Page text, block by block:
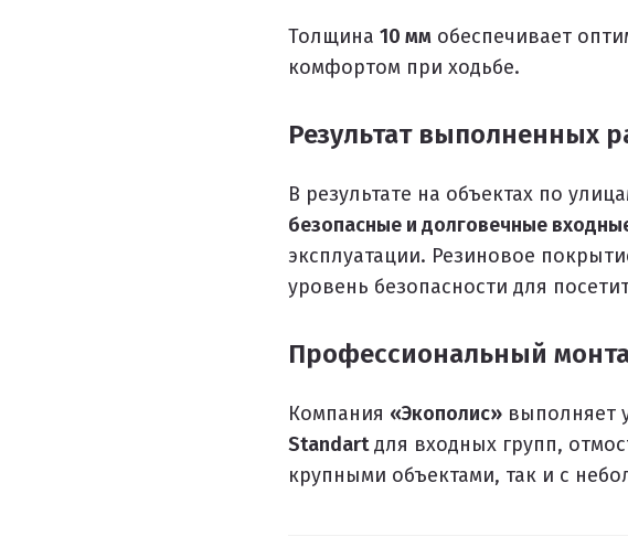
Наборы для самостоятельной укладки
Цветная окрашенная крошка Eco Color Mill
Цветная окрашенная крошка EPDM
Игровое оборудование для площадок
Придомовое оборудование
Толщина10 мм обеспечивает
комфортом при ходьбе.
Результат выполненных
В результате на объектах по
безопасные и долговечные
эксплуатации. Резиновое
уровень безопасности для
Профессиональный
Компания «Экополис» выполняет
Standartдля входных групп,
крупными объектами, так и с